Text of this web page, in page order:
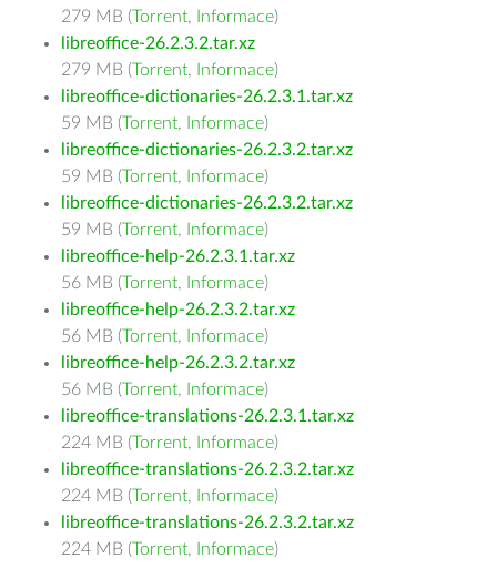
279 MB (Torrent, Informace)
libreoffice-26.2.3.2.tar.xz
279 MB (Torrent, Informace)
libreoffice-dictionaries-26.2.3.1.tar.xz
59 MB (Torrent, Informace)
libreoffice-dictionaries-26.2.3.2.tar.xz
59 MB (Torrent, Informace)
libreoffice-dictionaries-26.2.3.2.tar.xz
59 MB (Torrent, Informace)
libreoffice-help-26.2.3.1.tar.xz
56 MB (Torrent, Informace)
libreoffice-help-26.2.3.2.tar.xz
56 MB (Torrent, Informace)
libreoffice-help-26.2.3.2.tar.xz
56 MB (Torrent, Informace)
libreoffice-translations-26.2.3.1.tar.xz
224 MB (Torrent, Informace)
libreoffice-translations-26.2.3.2.tar.xz
224 MB (Torrent, Informace)
libreoffice-translations-26.2.3.2.tar.xz
224 MB (Torrent, Informace)